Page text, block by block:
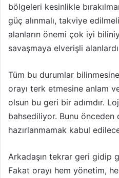
bölgeleri kesinlikle
güç alınmalı, takviye
alanların önemi çok iyi
savaşmaya elverişli
Tüm bu durumlar
orayı terk etmesine anlam
olsun bu geri bir adımdır.
bahsediliyor. Bunu önceden
hazırlanmamak kabul
Arkadaşın tekrar geri gidip
Fakat orayı hem yönetim,